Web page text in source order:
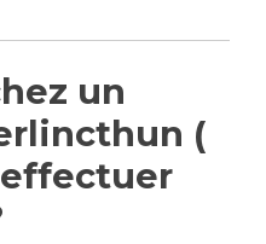
un
(